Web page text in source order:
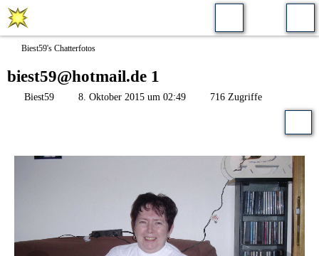
Biest59's Chatterfotos
biest59@hotmail.de 1
Biest59 8. Oktober 2015 um 02:49 716 Zugriffe